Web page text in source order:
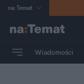
na:Temat
Poland
mama Wiadomości